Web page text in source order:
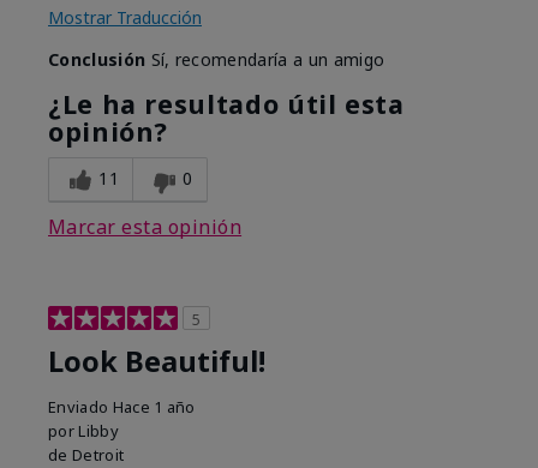
Mostrar Traducción
Conclusión Sí, recomendaría a un amigo
¿Le ha resultado útil esta
opinión?
11 0
Marcar esta opinión
5
Look Beautiful!
Enviado Hace 1 año
por Libby
de Detroit